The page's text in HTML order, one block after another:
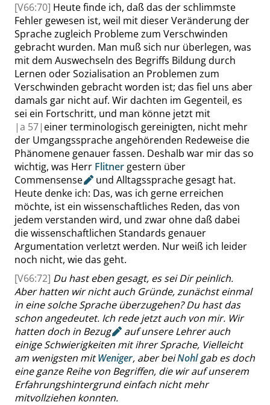
[V66:70] Heute finde ich, daß das der schlimmste
Fehler gewesen ist, weil mit dieser Veränderung der
Sprache zugleich Probleme zum Verschwinden
gebracht wurden. Man muß sich nur überlegen, was
mit dem Auswechseln des Begriffs Bildung durch
Lernen oder Sozialisation an Problemen zum
Verschwinden gebracht worden ist; das fiel uns aber
damals gar nicht auf. Wir dachten im Gegenteil, es
sei ein Fortschritt, und man könne jetzt mit
|a 57| einer terminologisch gereinigten, nicht mehr
der Umgangssprache angehörenden Redeweise die
Phänomene genauer fassen. Deshalb war mir das so
wichtig, was Herr Flitner gestern über
Commensense
und Alltagssprache gesagt hat.
Heute denke ich: Das, was ich gerne erreichen
möchte, ist ein wissenschaftliches Reden, das von
jedem verstanden wird, und zwar ohne daß dabei
die wissenschaftlichen Standards genauer
Argumentation verletzt werden. Nur weiß ich leider
noch nicht, wie das geht.
[V66:72] Du hast eben gesagt, es sei Dir peinlich.
Aber hatten wir nicht auch Gründe, zunächst einmal
in eine solcheSprache überzugehen?Du hast das
schon angedeutet. Ich rede jetzt auch von mir. Wir
hatten doch in Bezug
auf unsere Lehrer auch
einige Schwierigkeiten mit ihrer Sprache, Vielleicht
am wenigsten mit Weniger, aber beiNohlgab es doch
eine ganze Reihe von Begriffen, die wir auf unserem
Erfahrungshintergrund einfach nicht mehr
mitvollziehen konnten.